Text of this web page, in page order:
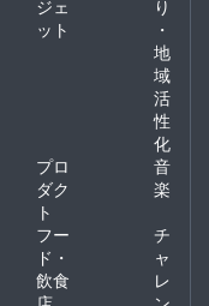
ジェ
ット
り
・
地
域
活
性
化
プロ
ダク
ト
音
楽
フー
ド・
飲食
チ
ャ
レ